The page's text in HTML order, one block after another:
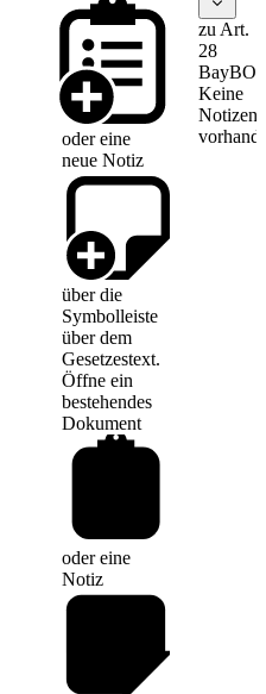
oder eine
neue Notiz
über die
Symbolleiste
über dem
Gesetzestext.
Öffne ein
bestehendes
Dokument
oder eine
Notiz
zu Art.
28
BayBO
Keine
Notizen